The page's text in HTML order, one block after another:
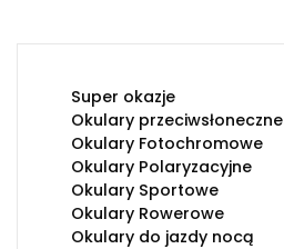
Super okazje
Okulary przeciwsłoneczne
Okulary Fotochromowe
Okulary Polaryzacyjne
Okulary Sportowe
Okulary Rowerowe
Okulary do jazdy nocą